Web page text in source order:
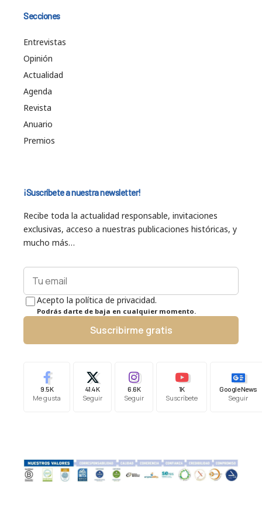
Secciones
Entrevistas
Opinión
Actualidad
Agenda
Revista
Anuario
Premios
¡Suscríbete a nuestra newsletter!
Recibe toda la actualidad responsable, invitaciones
exclusivas, acceso a nuestras publicaciones históricas, y
mucho más…
Acepto la política de privacidad.
Podrás darte de baja en cualquier momento.
Suscribirme gratis
9.5K
Me gusta
41.4K
Seguir
6.6K
Seguir
1K
Suscríbete
Google News
Seguir